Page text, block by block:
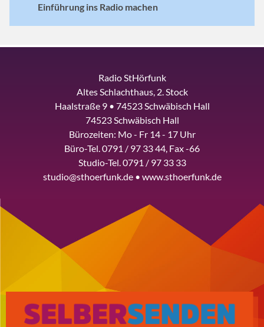
Einführung ins Radio machen
Radio StHörfunk
Altes Schlachthaus, 2. Stock
Haalstraße 9 • 74523 Schwäbisch Hall
74523 Schwäbisch Hall
Bürozeiten: Mo - Fr 14 - 17 Uhr
Büro-Tel. 0791 / 97 33 44, Fax -66
Studio-Tel. 0791 / 97 33 33
studio@sthoerfunk.de • www.sthoerfunk.de